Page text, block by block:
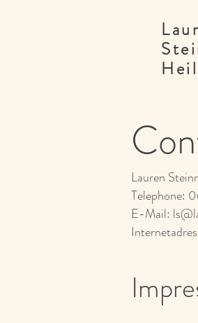
Lauren
Telephone:
E-Mail: